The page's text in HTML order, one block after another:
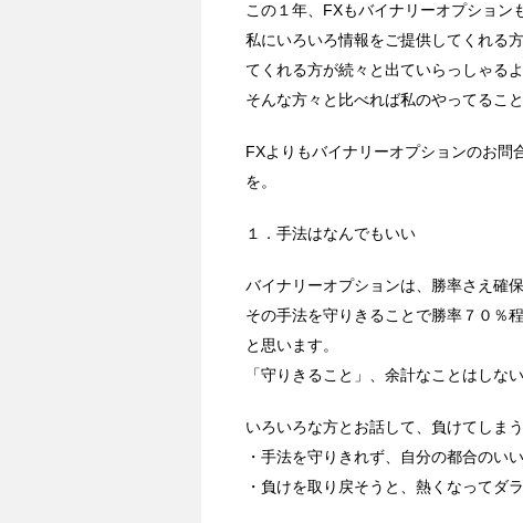
この１年、FXもバイナリーオプション
私にいろいろ情報をご提供してくれる
てくれる方が続々と出ていらっしゃるよ
そんな方々と比べれば私のやってるこ
FXよりもバイナリーオプションのお問
を。
１．手法はなんでもいい
バイナリーオプションは、勝率さえ確
その手法を守りきることで勝率７０％
と思います。
「守りきること」、余計なことはしな
いろいろな方とお話して、負けてしま
・手法を守りきれず、自分の都合のい
・負けを取り戻そうと、熱くなってダ